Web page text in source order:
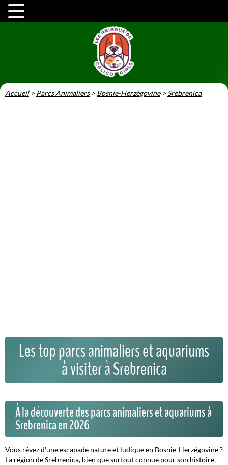
Accueil>Parcs Animaliers>Bosnie-Herzégovine>Srebrenica
Les top parcs animaliers et aquariums
à visiter à Srebrenica
À la découverte des parcs animaliers et aquariums à
Srebrenica en 2026
Vous rêvez d'une escapade nature et ludique en Bosnie-Herzégovine ?
La région de Srebrenica, bien que surtout connue pour son histoire,